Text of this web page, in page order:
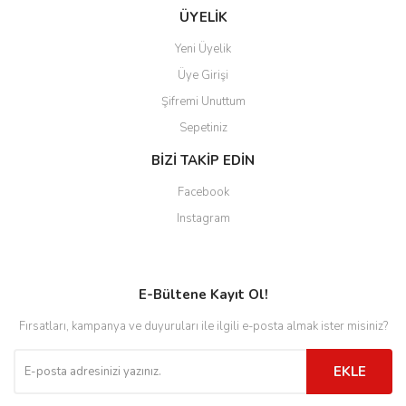
ÜYELİK
Yeni Üyelik
Üye Girişi
Şifremi Unuttum
Sepetiniz
BİZİ TAKİP EDİN
Facebook
Instagram
E-Bültene Kayıt Ol!
Fırsatları, kampanya ve duyuruları ile ilgili e-posta almak ister misiniz?
EKLE